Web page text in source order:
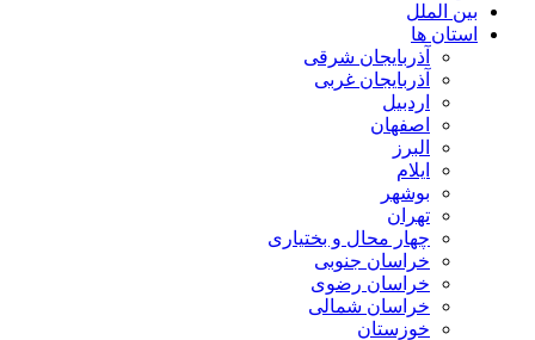
بین الملل
استان ها
آذربایجان شرقی
آذربایجان غربی
اردبیل
اصفهان
البرز
ایلام
بوشهر
تهران
چهار محال و بختیاری
خراسان جنوبی
خراسان رضوی
خراسان شمالی
خوزستان